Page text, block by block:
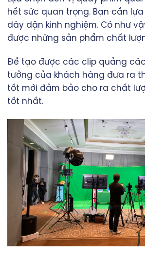
hết sức quan trọng. Bạn cần
dày dặn kinh nghiệm. Có như
được những sản phẩm chất
Để tạo được các clip quảng
tưởng của khách hàng đưa ra
tốt mới đảm bảo cho ra chất
tốt nhất.